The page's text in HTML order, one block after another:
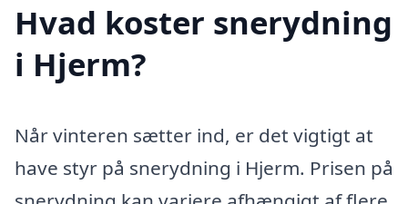
Hvad koster snerydning
i Hjerm?
Når vinteren sætter ind, er det vigtigt at
have styr på snerydning i Hjerm. Prisen på